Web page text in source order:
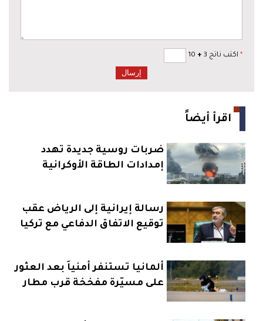
* اكتب ناتج 3 +
اقرأ أيضاً
ضربات روسية جديدة تهدد
إمدادات الطاقة الأوكرانية
رسالة إيرانية إلى الرياض عقب
توقيع الاتفاق الدفاعي مع تركيا
ألمانيا تستنفر أمنياً بعد العثور
على مسيّرة مفخخة قرب مطار